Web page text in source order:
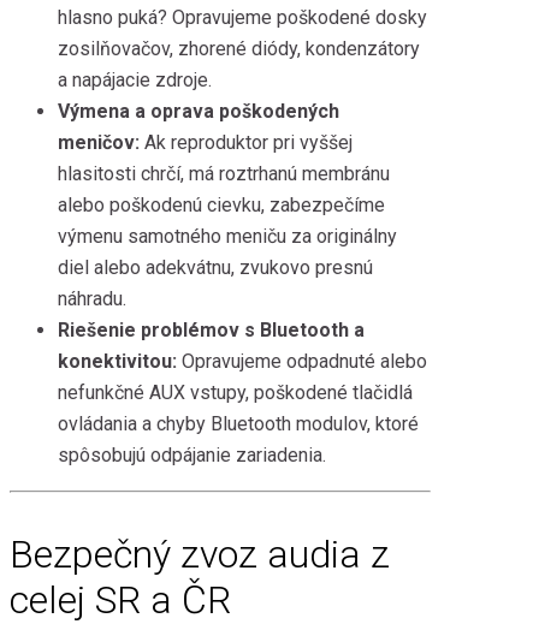
hlasno puká? Opravujeme poškodené dosky
zosilňovačov, zhorené diódy, kondenzátory
a napájacie zdroje.
Výmena a oprava poškodených
meničov: Ak reproduktor pri vyššej
hlasitosti chrčí, má roztrhanú membránu
alebo poškodenú cievku, zabezpečíme
výmenu samotného meniču za originálny
diel alebo adekvátnu, zvukovo presnú
náhradu.
Riešenie problémov s Bluetooth a
konektivitou: Opravujeme odpadnuté alebo
nefunkčné AUX vstupy, poškodené tlačidlá
ovládania a chyby Bluetooth modulov, ktoré
spôsobujú odpájanie zariadenia.
Bezpečný zvoz audia z
celej SR a ČR